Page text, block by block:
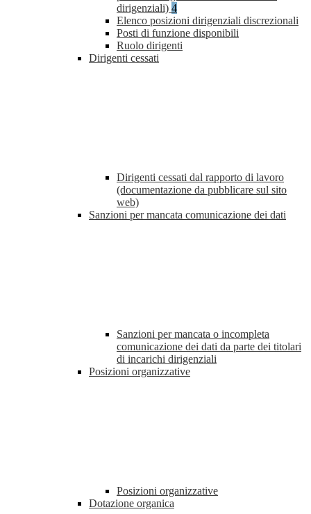
dirigenziali) 4
Elenco posizioni dirigenziali discrezionali
Posti di funzione disponibili
Ruolo dirigenti
Dirigenti cessati
Dirigenti cessati dal rapporto di lavoro
(documentazione da pubblicare sul sito
web)
Sanzioni per mancata comunicazione dei dati
Sanzioni per mancata o incompleta
comunicazione dei dati da parte dei titolari
di incarichi dirigenziali
Posizioni organizzative
Posizioni organizzative
Dotazione organica